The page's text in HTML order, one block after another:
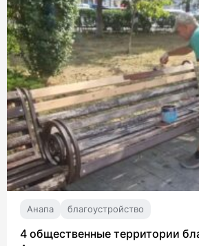
Анапа благоустройство
4 общественные территории